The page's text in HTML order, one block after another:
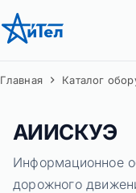
Перейти
к
Главная Каталог
АИИСКУЭ
Информационное
дорожного